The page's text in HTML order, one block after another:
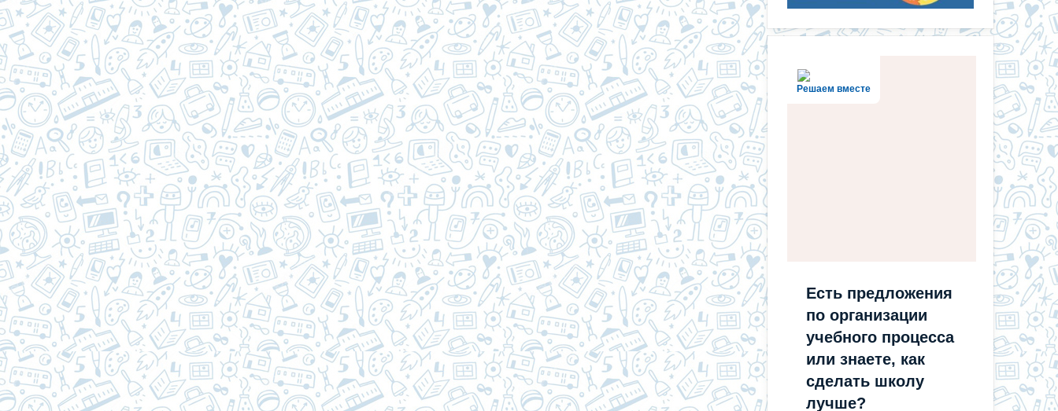
Решаем вместе
Есть предложения
по организации
учебного процесса
или знаете, как
сделать школу
лучше?